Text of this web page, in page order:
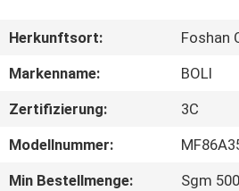
ÜBER
Herkunftsort:
Foshan
Markenname:
BOLI
Zertifizierung:
3C
Modellnummer:
Min Bestellmenge:
Sgm 500